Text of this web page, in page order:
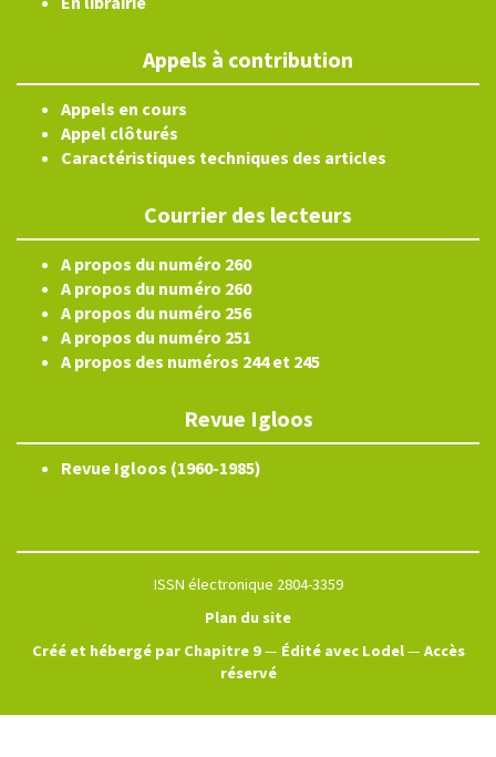
Appels à contribution
Appels en cours
Appel clôturés
Caractéristiques techniques des articles
Courrier des lecteurs
A propos du numéro 260
A propos du numéro 260
A propos du numéro 256
A propos du numéro 251
A propos des numéros 244 et 245
Revue Igloos
Revue Igloos (1960-1985)
ISSN électronique 2804-3359
Plan du site
Créé et hébergé par Chapitre 9— Édité avec Lodel— Accès
réservé